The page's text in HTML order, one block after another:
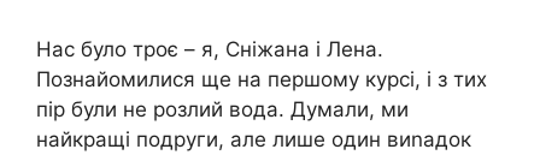
Нас було троє – я, Сніжана і Лена.
Познайомилися ще на першому курсі, і з тих
пір були не розлий вода. Думали, ми
найкращі подруги, але лише один виnадок